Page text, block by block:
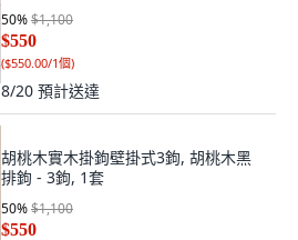
50%$1,100
$550
($550.00/1個)
8/20 預計送達
胡桃木實木掛鉤壁掛式3鉤, 胡桃木黑
排鉤 - 3鉤, 1套
50%$1,100
$550